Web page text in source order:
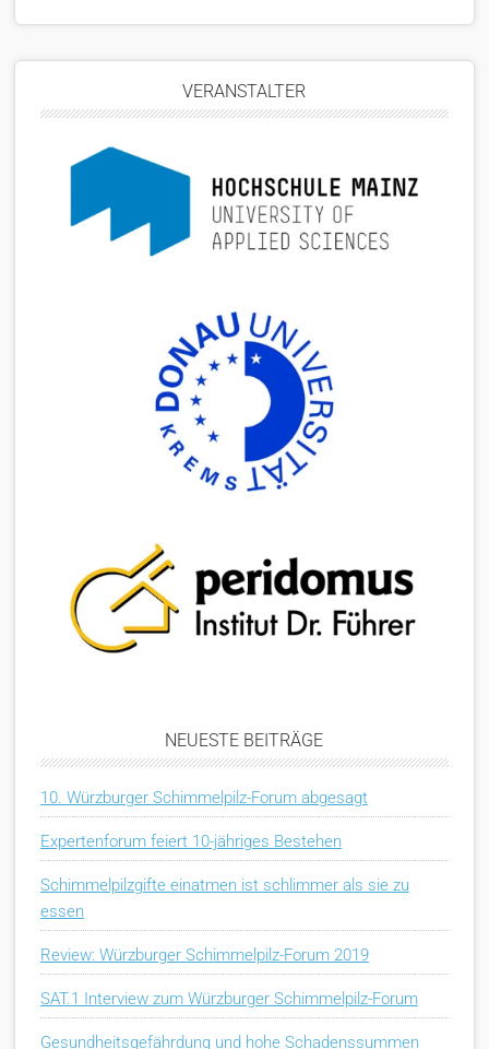
VERANSTALTER
NEUESTE BEITRÄGE
10. Würzburger Schimmelpilz-Forum abgesagt
Expertenforum feiert 10-jähriges Bestehen
Schimmelpilzgifte einatmen ist schlimmer als sie zu
essen
Review: Würzburger Schimmelpilz-Forum 2019
SAT.1 Interview zum Würzburger Schimmelpilz-Forum
Gesundheitsgefährdung und hohe Schadenssummen